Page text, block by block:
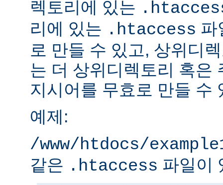
렉토리에 있는
리에 있는 .htaccess 파
로 만들 수 있고, 상위디
는 더 상위디렉토리 혹은
지시어를 무효로 만들 수
예제:
/www/htdocs/
같은 .htaccess 파일이